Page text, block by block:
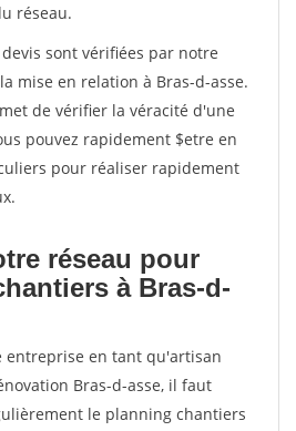
réseau.
sont vérifiées par notre
mise en relation à Bras-d-asse.
de vérifier la véracité d'une
pouvez rapidement $etre en
pour réaliser rapidement
réseau pour
à Bras-d-
entreprise en tant qu'artisan
Bras-d-asse, il faut
le planning chantiers